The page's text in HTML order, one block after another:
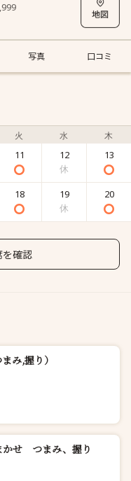
写真 口コミ
火 水 木
11 12 13
18 19 20
確認
まみ,握り）
かせ つまみ、握り